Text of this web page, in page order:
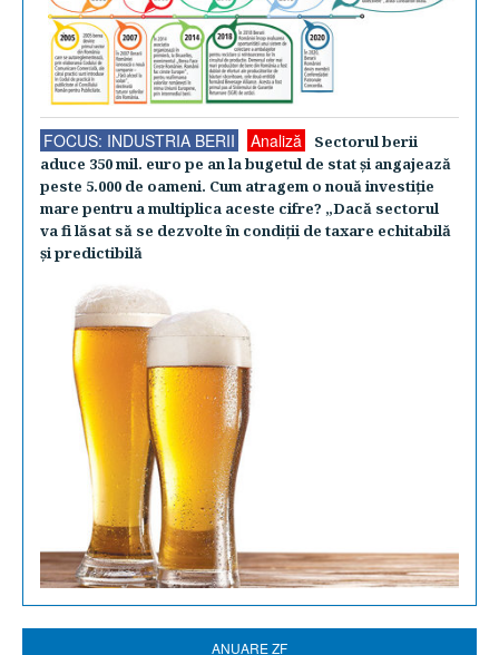
FOCUS: INDUSTRIA BERII Analiză
Sectorul berii
aduce 350 mil. euro pe an la bugetul de stat şi angajează
peste 5.000 de oameni. Cum atragem o nouă investiţie
mare pentru a multiplica aceste cifre? „Dacă sectorul
va fi lăsat să se dezvolte în condiţii de taxare echitabilă
şi predictibilă
ANUARE ZF